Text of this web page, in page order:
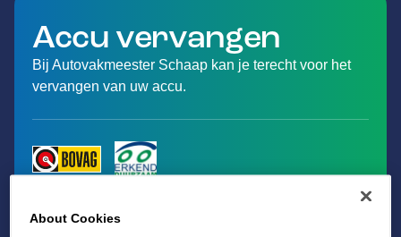
Accu vervangen
Bij Autovakmeester Schaap kan je terecht voor het
vervangen van uw accu.
About Cookies